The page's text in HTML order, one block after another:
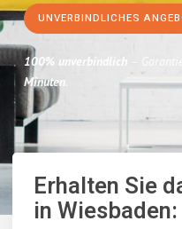
UNVERBINDLICHES
100% unverbindlich –
Minuten.
Erhalten Sie
in Wiesbaden: